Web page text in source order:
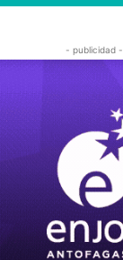
- publicidad -